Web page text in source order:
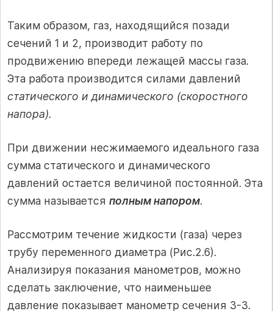
Таким образом, газ, находящийся позади
сечений 1 и 2, производит работу по
продвижению впереди лежащей массы газа.
Эта работа производится силами давлений
статического и динамического (скоростного
напора).
При движении несжимаемого идеального газа
сумма статического и динамического
давлений остается величиной постоянной. Эта
сумма называется полным напором.
Рассмотрим течение жидкости (газа) через
трубу переменного диаметра (Рис.2.6).
Анализируя показания манометров, можно
сделать заключение, что наименьшее
давление показывает манометр сечения 3-3.